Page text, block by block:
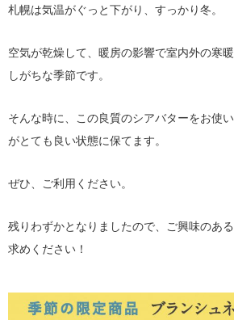
札幌は気温がぐっと下がり、すっかり冬。
空気が乾燥して、暖房の影響で室内外の寒
しがちな季節です。
そんな時に、この良質のシアバターをお使
がとても良い状態に保てます。
ぜひ、ご利用ください。
残りわずかとなりましたので、ご興味のあ
求めください！